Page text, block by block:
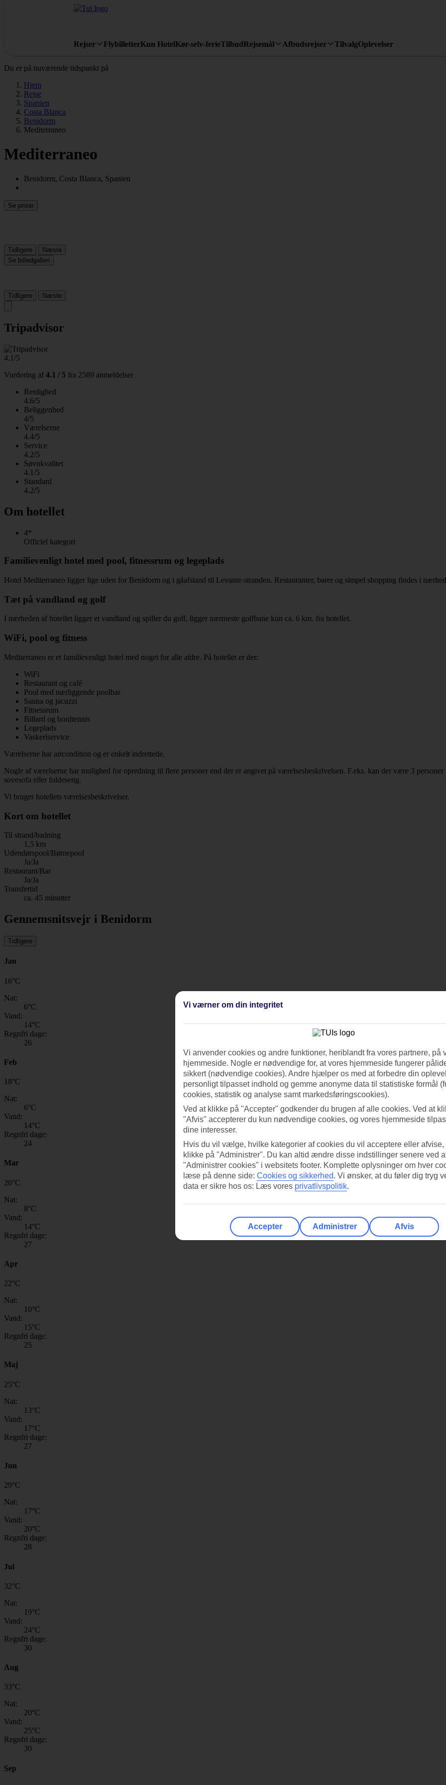
Rejser FlybilletterKun HotelKør-selv-ferieTilbudRejsemål Afbudsrejser TilvalgOplevelser
Du er på nuværende tidspunkt på
Hjem
Rejse
Spanien
Costa Blanca
Benidorm
Mediterraneo
Mediterraneo
Benidorm, Costa Blanca, Spanien
Se priser
Tidligere
Næste
Se billedgalleri
Tidligere Næste
Tripadvisor
4.1/5
Vurdering af 4.1 / 5 fra 2589 anmeldelser
Renlighed
4.6/5
Beliggenhed
4/5
Værelserne
4.4/5
Service
4.2/5
Søvnkvalitet
4.1/5
Standard
4.2/5
Om hotellet
4*
Officiel kategori
Familievenligt hotel med pool, fitnessrum og legeplads
Hotel Mediterraneo ligger lige uden for Benidorm og i gåafstand til Levante-stranden. Restauranter, barer og simpel shopping findes i
Tæt på vandland og golf
I nærheden af hotellet ligger et vandland og spiller du golf, ligger nærmeste golfbane kun ca. 6 km. fra hotellet.
WiFi, pool og fitness
Mediterraneo er et familievenligt hotel med noget for alle aldre. På hotellet er der:
WiFi
Restaurant og café
Pool med nærliggende poolbar
Sauna og jacuzzi
Fitnessrum
Billard og bordtennis
Legeplads
Vaskeriservice
Værelserne har aircondition og er enkelt indrettede.
Nogle af værelserne har mulighed for opredning til flere personer end der er angivet på værelsesbeskrivelsen. F.eks. kan der være 3
sovesofa eller foldeseng.
Vi bruger hotellets værelsesbeskrivelser.
Kort om hotellet
Til strand/badning
1,5 km
Udendørspool/Børnepool
Ja/Ja
Restaurant/Bar
Ja/Ja
Transfertid
ca. 45 minutter
Gennemsnitsvejr i Benidorm
Tidligere
Jan
16°C
Nat:
6°C
Vand:
14°C
Regnfri dage:
26
Feb
18°C
Nat:
6°C
Vand:
14°C
Regnfri dage:
24
Mar
20°C
Nat:
8°C
Vand:
14°C
Regnfri dage:
27
Apr
22°C
Nat:
10°C
Vand:
15°C
Regnfri dage:
25
Maj
25°C
Nat:
13°C
Vand:
17°C
Regnfri dage:
27
Jun
29°C
Nat:
17°C
Vand:
20°C
Regnfri dage:
28
Jul
32°C
Nat:
19°C
Vand:
24°C
Regnfri dage:
30
Aug
33°C
Nat:
20°C
Vand:
25°C
Regnfri dage:
30
Sep
Vi værner om din integritet
Vi anvender cookies og andre funktioner, heriblandt fra vores partnere, på
hjemmeside. Nogle er nødvendige for, at vores hjemmeside fungerer
sikkert (nødvendige cookies). Andre hjælper os med at forbedre din
personligt tilpasset indhold og gemme anonyme data til statistiske formål
cookies, statistik og analyse samt markedsføringscookies).
Ved at klikke på "Accepter" godkender du brugen af alle cookies. Ved at
"Afvis" accepterer du kun nødvendige cookies, og vores hjemmeside
dine interesser.
Hvis du vil vælge, hvilke kategorier af cookies du vil acceptere eller afvise,
klikke på "Administrer". Du kan altid ændre disse indstillinger senere ved
"Administrer cookies" i websitets footer. Komplette oplysninger om hver
læse på denne side: Cookies og sikkerhed. Vi ønsker, at du føler dig tryg
data er sikre hos os: Læs vores privatlivspolitik.
Accepter Administrer Afvis